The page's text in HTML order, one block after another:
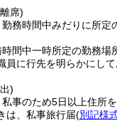
席)
務時間中みだりに所定
間中一時所定の勤務場
員に行先を明らかにし
)
事のため5日以上住所
は、私事旅行届(別記様